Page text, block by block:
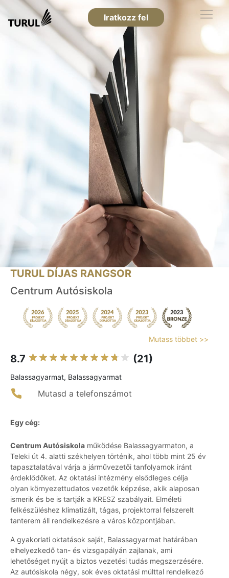
Iratkozz fel
TURUL DÍJAS RANGSOR
Centrum Autósiskola
Mutass többet >>
8.7 (21)
Balassagyarmat, Balassagyarmat
Mutasd a telefonszámot
Egy cég:
Centrum Autósiskola működése Balassagyarmaton, a
Teleki út 4. alatti székhelyen történik, ahol több mint 25 év
tapasztalatával várja a járművezetői tanfolyamok iránt
érdeklődőket. Az oktatási intézmény elsődleges célja
olyan környezettudatos vezetők képzése, akik alaposan
ismerik és be is tartják a KRESZ szabályait. Elméleti
felkészüléshez klimatizált, tágas, projektorral felszerelt
tanterem áll rendelkezésre a város központjában.
A gyakorlati oktatások saját, Balassagyarmat határában
elhelyezkedő tan- és vizsgapályán zajlanak, ami
lehetőséget nyújt a biztos vezetési tudás megszerzésére.
Az autósiskola négy, sok éves oktatási múlttal rendelkező